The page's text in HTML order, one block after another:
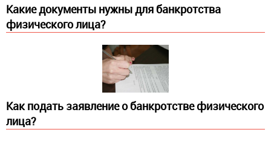
Какие документы нужны для банкротства
физического лица?
Как подать заявление о банкротстве физического
лица?